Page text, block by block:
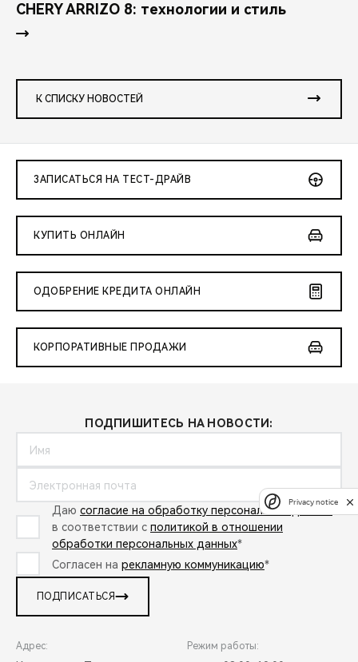
CHERY ARRIZO 8: технологии и стиль
К СПИСКУ НОВОСТЕЙ
ЗАПИСАТЬСЯ НА ТЕСТ-ДРАЙВ
КУПИТЬ ОНЛАЙН
ОДОБРЕНИЕ КРЕДИТА ОНЛАЙН
КОРПОРАТИВНЫЕ ПРОДАЖИ
ПОДПИШИТЕСЬ НА НОВОСТИ:
Даю согласие на обработку персональных данных
в соответствии с политикой в отношении
обработки персональных данных*
Согласен на рекламную коммуникацию*
ПОДПИСАТЬСЯ
Адрес: Режим работы:
Privacy notice